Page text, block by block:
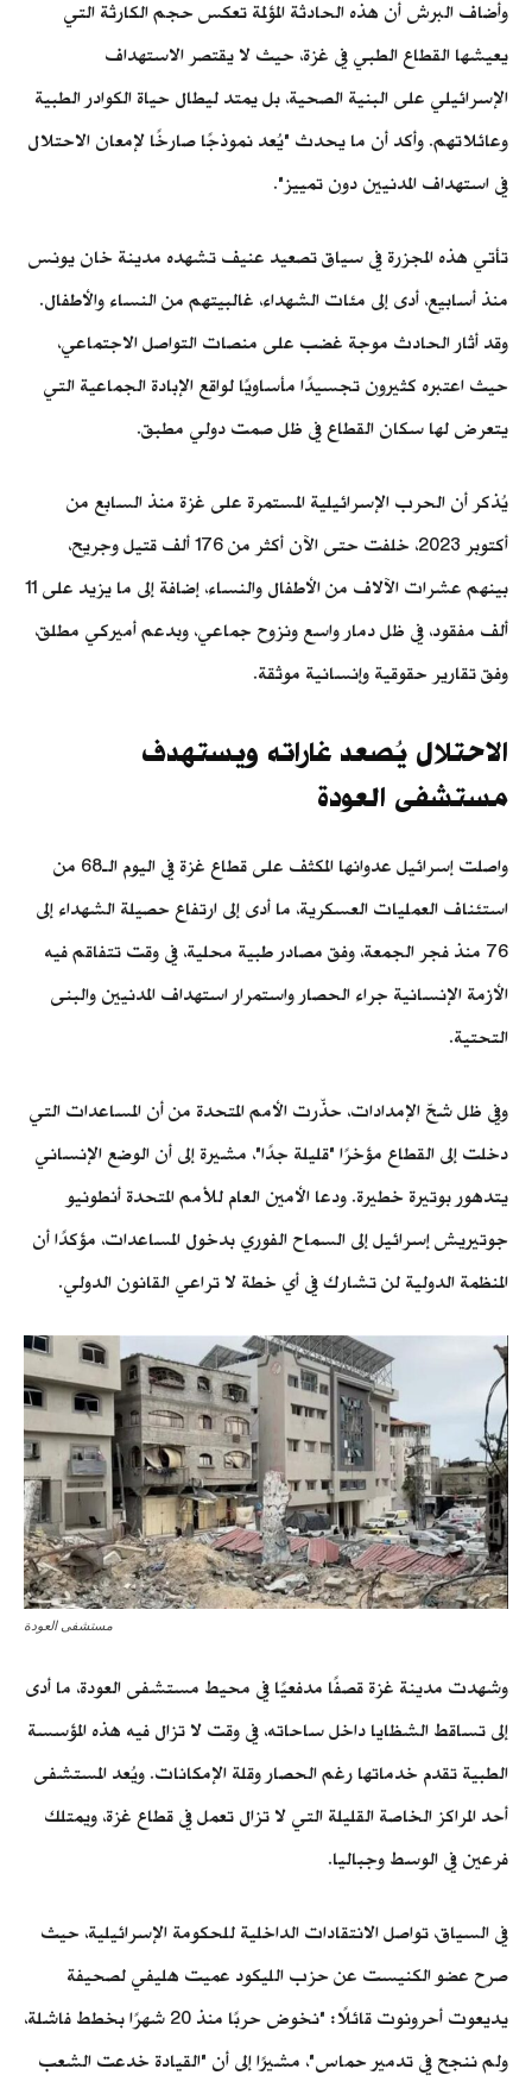
وأضاف البرش أن هذه الحادثة المؤلمة تعكس حجم الكارثة التي
يعيشها القطاع الطبي في غزة، حيث لا يقتصر الاستهداف
الإسرائيلي على البنية الصحية، بل يمتد ليطال حياة الكوادر الطبية
وعائلاتهم. وأكد أن ما يحدث "يُعد نموذجًا صارخًا لإمعان الاحتلال
في استهداف المدنيين دون تمييز".
تأتي هذه المجزرة في سياق تصعيد عنيف تشهده مدينة خان يونس
منذ أسابيع، أدى إلى مئات الشهداء، غالبيتهم من النساء والأطفال.
وقد أثار الحادث موجة غضب على منصات التواصل الاجتماعي،
حيث اعتبره كثيرون تجسيدًا مأساويًا لواقع الإبادة الجماعية التي
يتعرض لها سكان القطاع في ظل صمت دولي مطبق.
يُذكر أن الحرب الإسرائيلية المستمرة على غزة منذ السابع من
أكتوبر 2023، خلفت حتى الآن أكثر من 176 ألف قتيل وجريح،
بينهم عشرات الآلاف من الأطفال والنساء، إضافة إلى ما يزيد على 11
ألف مفقود، في ظل دمار واسع ونزوح جماعي، وبدعم أميركي مطلق،
وفق تقارير حقوقية وإنسانية موثقة.
الاحتلال يُصعد غاراته ويستهدف
مستشفى العودة
واصلت إسرائيل عدوانها المكثف على قطاع غزة في اليوم الـ68 من
استئناف العمليات العسكرية، ما أدى إلى ارتفاع حصيلة الشهداء إلى
76 منذ فجر الجمعة، وفق مصادر طبية محلية، في وقت تتفاقم فيه
الأزمة الإنسانية جراء الحصار واستمرار استهداف المدنيين والبنى
التحتية.
وفي ظل شحّ الإمدادات، حذّرت الأمم المتحدة من أن المساعدات التي
دخلت إلى القطاع مؤخرًا "قليلة جدًا"، مشيرة إلى أن الوضع الإنساني
يتدهور بوتيرة خطيرة. ودعا الأمين العام للأمم المتحدة أنطونيو
جوتيريش إسرائيل إلى السماح الفوري بدخول المساعدات، مؤكدًا أن
المنظمة الدولية لن تشارك في أي خطة لا تراعي القانون الدولي.
مستشفى العودة
وشهدت مدينة غزة قصفًا مدفعيًا في محيط مستشفى العودة، ما أدى
إلى تساقط الشظايا داخل ساحاته، في وقت لا تزال فيه هذه المؤسسة
الطبية تقدم خدماتها رغم الحصار وقلة الإمكانات. ويُعد المستشفى
أحد المراكز الخاصة القليلة التي لا تزال تعمل في قطاع غزة، ويمتلك
فرعين في الوسط وجباليا.
في السياق، تواصل الانتقادات الداخلية للحكومة الإسرائيلية، حيث
صرح عضو الكنيست عن حزب الليكود عميت هليفي لصحيفة
يديعوت أحرونوت قائلًا: "نخوض حربًا منذ 20 شهرًا بخطط فاشلة،
ولم ننجح في تدمير حماس"، مشيرًا إلى أن "القيادة خدعت الشعب